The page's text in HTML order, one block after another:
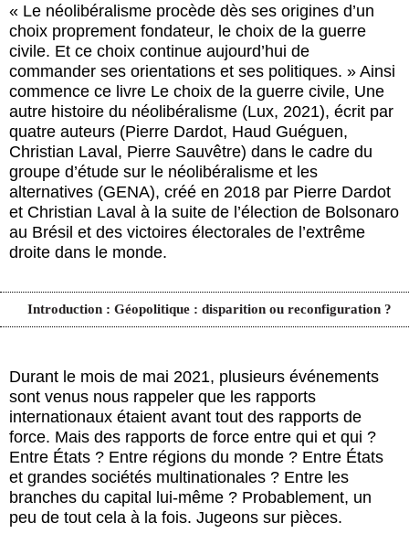
« Le néolibéralisme procède dès ses origines d’un
choix proprement fondateur, le choix de la guerre
civile. Et ce choix continue aujourd’hui de
commander ses orientations et ses politiques. » Ainsi
commence ce livre Le choix de la guerre civile, Une
autre histoire du néolibéralisme (Lux, 2021), écrit par
quatre auteurs (Pierre Dardot, Haud Guéguen,
Christian Laval, Pierre Sauvêtre) dans le cadre du
groupe d’étude sur le néolibéralisme et les
alternatives (GENA), créé en 2018 par Pierre Dardot
et Christian Laval à la suite de l’élection de Bolsonaro
au Brésil et des victoires électorales de l’extrême
droite dans le monde.
Introduction : Géopolitique : disparition ou reconfiguration ?
Durant le mois de mai 2021, plusieurs événements
sont venus nous rappeler que les rapports
internationaux étaient avant tout des rapports de
force. Mais des rapports de force entre qui et qui ?
Entre États ? Entre régions du monde ? Entre États
et grandes sociétés multinationales ? Entre les
branches du capital lui-même ? Probablement, un
peu de tout cela à la fois. Jugeons sur pièces.